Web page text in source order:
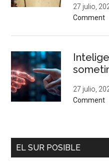
27 julio,
Comment
27 julio,
Comment
EL SUR POSIBLE